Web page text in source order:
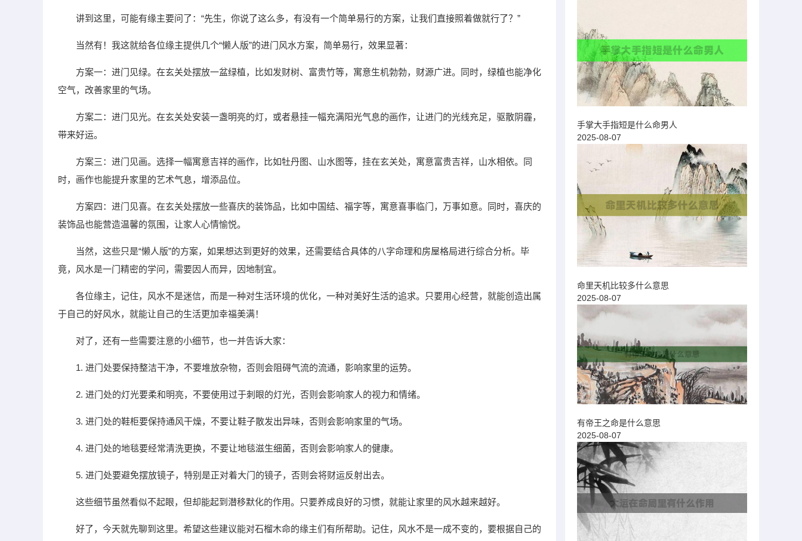
讲到这里，可能有缘主要问了：“先生，你说了这么多，有没有一个简单易行的方案，让我们直接照着做就行了？”
当然有！我这就给各位缘主提供几个“懒人版”的进门风水方案，简单易行，效果显著：
方案一：进门见绿。在玄关处摆放一盆绿植，比如发财树、富贵竹等，寓意生机勃勃，财源广进。同时，绿植也能净化
空气，改善家里的气场。
方案二：进门见光。在玄关处安装一盏明亮的灯，或者悬挂一幅充满阳光气息的画作，让进门的光线充足，驱散阴霾，
带来好运。
方案三：进门见画。选择一幅寓意吉祥的画作，比如牡丹图、山水图等，挂在玄关处，寓意富贵吉祥，山水相依。同
时，画作也能提升家里的艺术气息，增添品位。
方案四：进门见喜。在玄关处摆放一些喜庆的装饰品，比如中国结、福字等，寓意喜事临门，万事如意。同时，喜庆的
装饰品也能营造温馨的氛围，让家人心情愉悦。
当然，这些只是“懒人版”的方案，如果想达到更好的效果，还需要结合具体的八字命理和房屋格局进行综合分析。毕
竟，风水是一门精密的学问，需要因人而异，因地制宜。
各位缘主，记住，风水不是迷信，而是一种对生活环境的优化，一种对美好生活的追求。只要用心经营，就能创造出属
于自己的好风水，就能让自己的生活更加幸福美满！
对了，还有一些需要注意的小细节，也一并告诉大家：
1. 进门处要保持整洁干净，不要堆放杂物，否则会阻碍气流的流通，影响家里的运势。
2. 进门处的灯光要柔和明亮，不要使用过于刺眼的灯光，否则会影响家人的视力和情绪。
3. 进门处的鞋柜要保持通风干燥，不要让鞋子散发出异味，否则会影响家里的气场。
4. 进门处的地毯要经常清洗更换，不要让地毯滋生细菌，否则会影响家人的健康。
5. 进门处要避免摆放镜子，特别是正对着大门的镜子，否则会将财运反射出去。
这些细节虽然看似不起眼，但却能起到潜移默化的作用。只要养成良好的习惯，就能让家里的风水越来越好。
好了，今天就先聊到这里。希望这些建议能对石榴木命的缘主们有所帮助。记住，风水不是一成不变的，要根据自己的
手掌大手指短是什么命男人
2025-08-07
命里天机比较多什么意思
2025-08-07
有帝王之命是什么意思
2025-08-07